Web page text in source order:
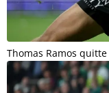
Thomas Ramos